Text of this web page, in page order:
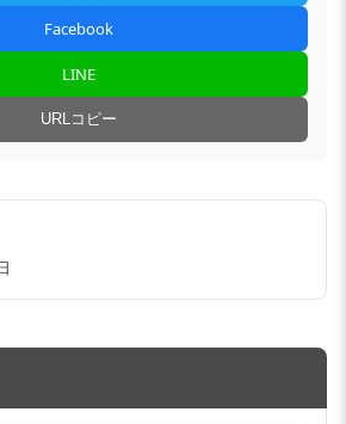
Facebook
LINE
URLコピー